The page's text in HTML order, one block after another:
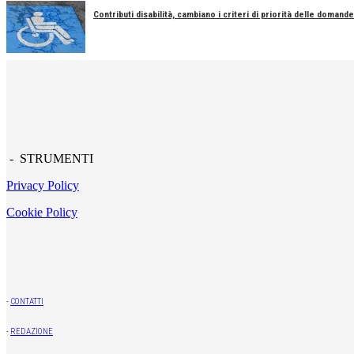
Contributi disabilità, cambiano i criteri di priorità delle domande
- STRUMENTI
Privacy Policy
Cookie Policy
- CONTATTI
- REDAZIONE